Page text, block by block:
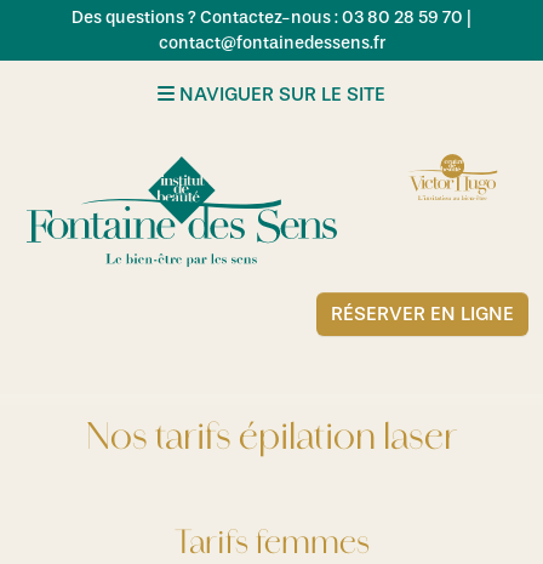
Skip to main content
Des questions ? Contactez-nous : 03 80 28 59 70 |
contact@fontainedessens.fr
NAVIGUER SUR LE SITE
RÉSERVER EN LIGNE
Nos tarifs épilation laser
Tarifs femmes